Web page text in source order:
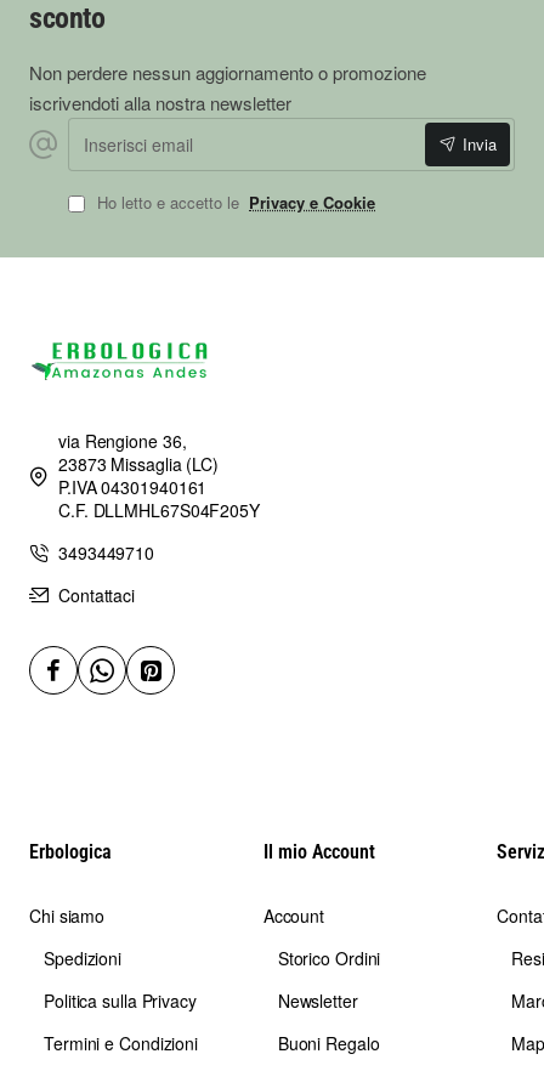
sconto
Non perdere nessun aggiornamento o promozione
iscrivendoti alla nostra newsletter
Inserisci email
Invia
Ho letto e accetto le Privacy e Cookie
via Rengione 36,
23873 Missaglia (LC)
P.IVA 04301940161
C.F. DLLMHL67S04F205Y
3493449710
Contattaci
Erbologica
Chi siamo
Spedizioni
Politica sulla Privacy
Termini e Condizioni
Il mio Account
Account
Storico Ordini
Newsletter
Buoni Regalo